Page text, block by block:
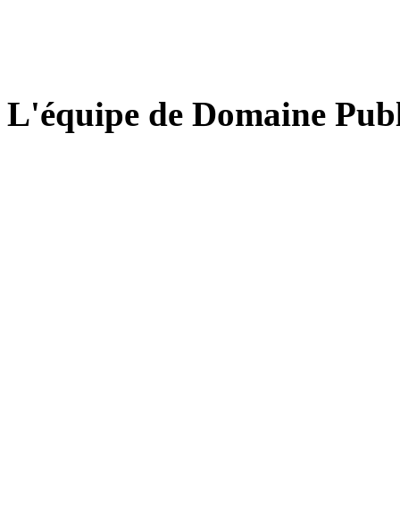
L'équipe de Domaine